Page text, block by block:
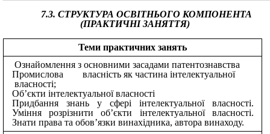
7.3. СТРУКТУРА ОСВІТНЬОГО КОМПОНЕНТА
(ПРАКТИЧНІ ЗАНЯТТЯ)
Теми практичних занять
Ознайомлення з основними засадами патентознавства
Промислова власність як частина інтелектуальної
власності;
Об’єкти інтелектуальної власності
Придбання знань у сфері інтелектуальної власності.
Уміння розрізнити об’єкти інтелектуальної власності.
Знати права та обов’язки винахідника, автора винаходу.